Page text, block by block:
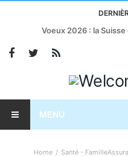
Voeux 2026 : la
MENU
Home Santé - Famille